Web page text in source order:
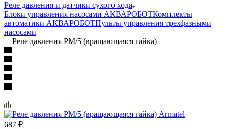
Реле давления и датчики сухого хода
Блоки управления насосами АКВАРОБОТКомплекты
автоматики АКВАРОБОТПульты управления трехфазными
насосами
—Реле давления РМ/5 (вращающаяся гайка)
687 ₽